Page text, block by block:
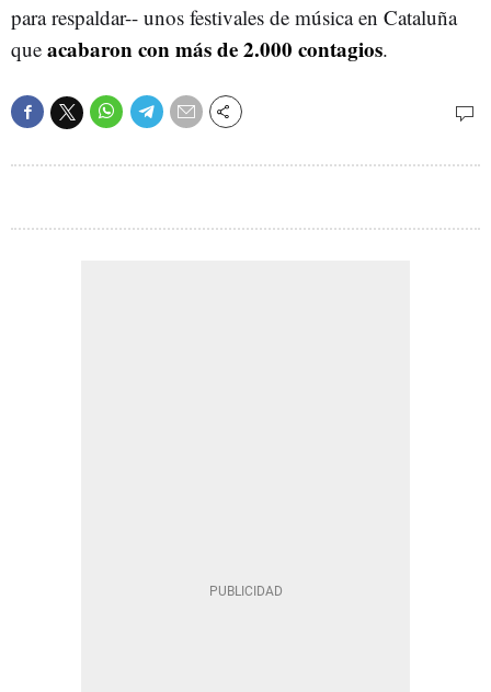
para respaldar-- unos festivales de música en Cataluña
que acabaron con más de 2.000 contagios.